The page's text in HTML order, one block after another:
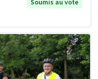
Soumis au vote